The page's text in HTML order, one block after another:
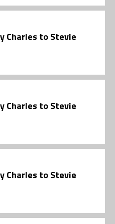
Charles to Stevie
Charles to Stevie
Charles to Stevie